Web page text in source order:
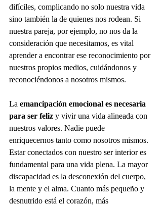
difíciles, complicando no solo nuestra vida
sino también la de quienes nos rodean. Si
nuestra pareja, por ejemplo, no nos da la
consideración que necesitamos, es vital
aprender a encontrar ese reconocimiento por
nuestros propios medios, cuidándonos y
reconociéndonos a nosotros mismos.
La emancipación emocional es necesaria
para ser feliz y vivir una vida alineada con
nuestros valores. Nadie puede
enriquecernos tanto como nosotros mismos.
Estar conectados con nuestro ser interior es
fundamental para una vida plena. La mayor
discapacidad es la desconexión del cuerpo,
la mente y el alma. Cuanto más pequeño y
desnutrido está el corazón, más